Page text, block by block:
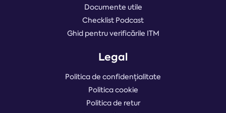
Documente utile
Checklist Podcast
Ghid pentru verificările ITM
Legal
Politica de confidențialitate
Politica cookie
Politica de retur